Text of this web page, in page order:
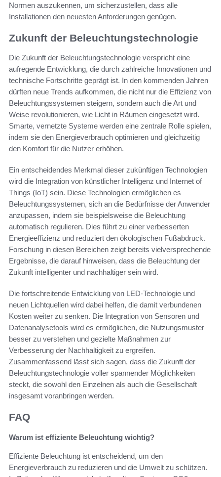
Normen auszukennen, um sicherzustellen, dass alle
Installationen den neuesten Anforderungen genügen.
Zukunft der Beleuchtungstechnologie
Die Zukunft der Beleuchtungstechnologie verspricht eine
aufregende Entwicklung, die durch zahlreiche Innovationen und
technische Fortschritte geprägt ist. In den kommenden Jahren
dürften neue Trends aufkommen, die nicht nur die Effizienz von
Beleuchtungssystemen steigern, sondern auch die Art und
Weise revolutionieren, wie Licht in Räumen eingesetzt wird.
Smarte, vernetzte Systeme werden eine zentrale Rolle spielen,
indem sie den Energieverbrauch optimieren und gleichzeitig
den Komfort für die Nutzer erhöhen.
Ein entscheidendes Merkmal dieser zukünftigen Technologien
wird die Integration von künstlicher Intelligenz und Internet of
Things (IoT) sein. Diese Technologien ermöglichen es
Beleuchtungssystemen, sich an die Bedürfnisse der Anwender
anzupassen, indem sie beispielsweise die Beleuchtung
automatisch regulieren. Dies führt zu einer verbesserten
Energieeffizienz und reduziert den ökologischen Fußabdruck.
Forschung in diesen Bereichen zeigt bereits vielversprechende
Ergebnisse, die darauf hinweisen, dass die Beleuchtung der
Zukunft intelligenter und nachhaltiger sein wird.
Die fortschreitende Entwicklung von LED-Technologie und
neuen Lichtquellen wird dabei helfen, die damit verbundenen
Kosten weiter zu senken. Die Integration von Sensoren und
Datenanalysetools wird es ermöglichen, die Nutzungsmuster
besser zu verstehen und gezielte Maßnahmen zur
Verbesserung der Nachhaltigkeit zu ergreifen.
Zusammenfassend lässt sich sagen, dass die Zukunft der
Beleuchtungstechnologie voller spannender Möglichkeiten
steckt, die sowohl den Einzelnen als auch die Gesellschaft
insgesamt voranbringen werden.
FAQ
Warum ist effiziente Beleuchtung wichtig?
Effiziente Beleuchtung ist entscheidend, um den
Energieverbrauch zu reduzieren und die Umwelt zu schützen.